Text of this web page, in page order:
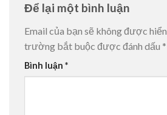
Để lại một bình luận
Email của bạn sẽ không được
trường bắt buộc được đánh dấu *
Bình luận *